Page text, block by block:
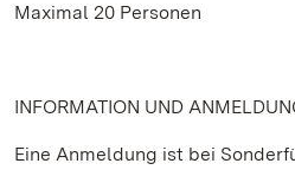
Maximal 20 Personen
INFORMATION UND
Eine Anmeldung ist bei